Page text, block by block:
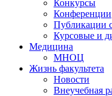
Конкурсы
Конференции
Публикации
Курсовые и
Медицина
МНОЦ
Жизнь факультета
Новости
Внеучебная